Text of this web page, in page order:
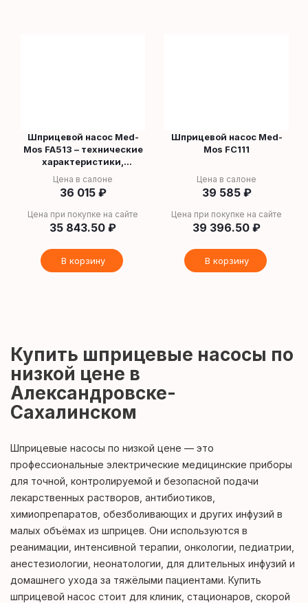
Шприцевой насос Med-
Mos FA513 – технические
характеристики,
инструкция и
применение
Цена в салоне
36 015₽
Цена при покупке на сайте
35 843.50 ₽
В корзину
Шприцевой насос Med-
Mos FC111
Цена в салоне
39 585₽
Цена при покупке на сайте
39 396.50 ₽
В корзину
Купить шприцевые насосы по
низкой цене в
Александровске-
Сахалинском
Шприцевые насосы по низкой цене — это
профессиональные электрические медицинские приборы
для точной, контролируемой и безопасной подачи
лекарственных растворов, антибиотиков,
химиопрепаратов, обезболивающих и других инфузий в
малых объёмах из шприцев. Они используются в
реанимации, интенсивной терапии, онкологии, педиатрии,
анестезиологии, неонатологии, для длительных инфузий и
домашнего ухода за тяжёлыми пациентами. Купить
шприцевой насос стоит для клиник, стационаров, скорой